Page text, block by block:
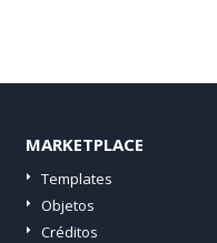
MARKETPLACE
Templates
Objetos
Créditos